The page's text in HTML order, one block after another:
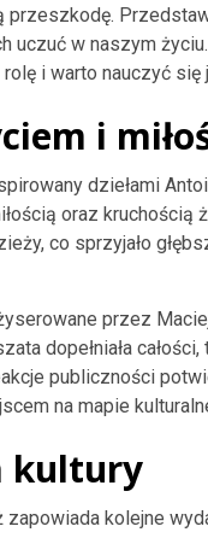
przeszkodę.
uczuć w naszym
i warto nauczyć
i
dziełami
oraz kruchością
co sprzyjało
przez
dopełniała
publiczności
na mapie
kultury
zapowiada kolejne